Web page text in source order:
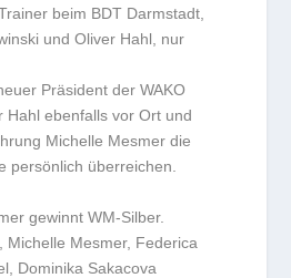
beim BDT Darmstadt,
und Oliver Hahl, nur
Präsident der WAKO
Hahl ebenfalls vor Ort und
Michelle Mesmer die
persönlich überreichen.
gewinnt WM-Silber.
Michelle Mesmer, Federica
Dominika Sakacova